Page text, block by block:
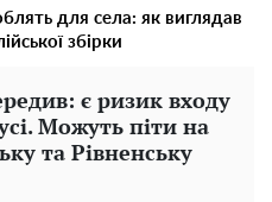
для села: як виглядав
збірки
є ризик входу
Можуть піти на
та Рівненську